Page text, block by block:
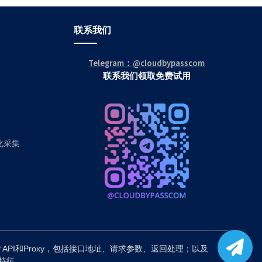
采集
联系我们
Telegram：@cloudbypasscom
联系我们领取免费试用
和Proxy，包括接口地址、请求参数、返回处理；以及